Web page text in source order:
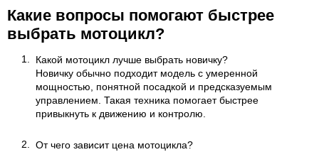
Какие вопросы помогают быстрее
выбрать мотоцикл?
Какой мотоцикл лучше выбрать новичку?
Новичку обычно подходит модель с умеренной
мощностью, понятной посадкой и предсказуемым
управлением. Такая техника помогает быстрее
привыкнуть к движению и контролю.
От чего зависит цена мотоцикла?